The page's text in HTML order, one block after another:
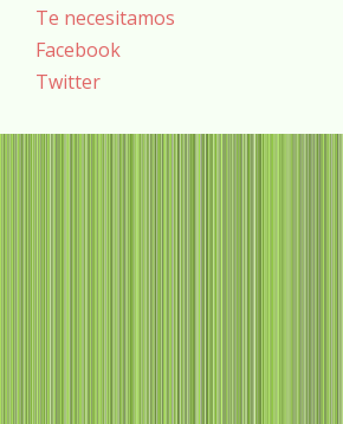
Te necesitamos
Facebook
Twitter